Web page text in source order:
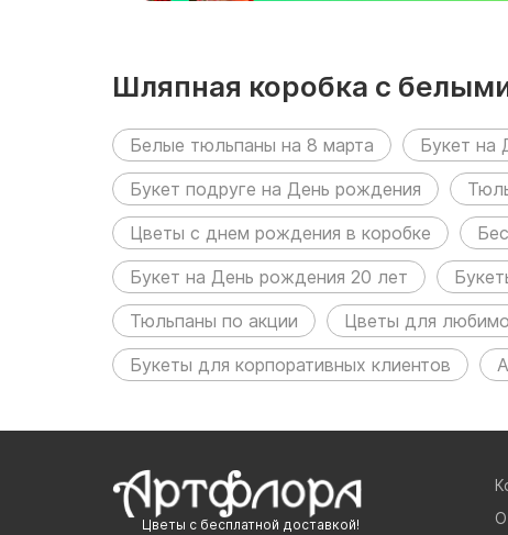
Шляпная коробка с
Белые тюльпаны на 8 марта Букет на
Букет подруге на День рождения
Цветы с днем рождения в коробке
Букет на День рождения 20 лет
Тюльпаны по акции
Цветы для
Букеты для корпоративных клиентов
Цветы с бесплатной доставкой!